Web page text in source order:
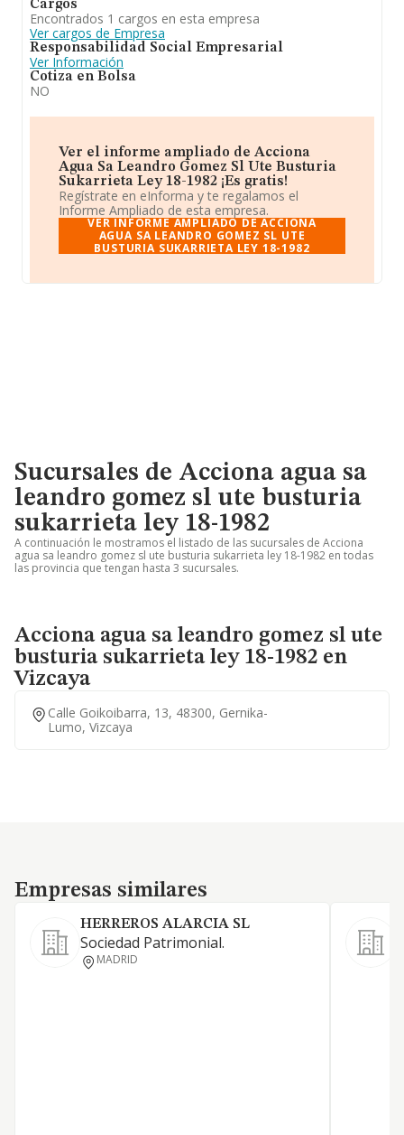
Cargos
Encontrados 1 cargos en esta empresa
Ver cargos de Empresa
Responsabilidad Social Empresarial
Ver Información
Cotiza en Bolsa
NO
Ver el informe ampliado de Acciona
Agua Sa Leandro Gomez Sl Ute Busturia
Sukarrieta Ley 18-1982 ¡Es gratis!
Regístrate en eInforma y te regalamos el
Informe Ampliado de esta empresa.
VER INFORME AMPLIADO DE ACCIONA
AGUA SA LEANDRO GOMEZ SL UTE
BUSTURIA SUKARRIETA LEY 18-1982
Sucursales de Acciona agua sa
leandro gomez sl ute busturia
sukarrieta ley 18-1982
A continuación le mostramos el listado de las sucursales de Acciona
agua sa leandro gomez sl ute busturia sukarrieta ley 18-1982 en todas
las provincia que tengan hasta 3 sucursales.
Acciona agua sa leandro gomez sl ute
busturia sukarrieta ley 18-1982 en
Vizcaya
Calle Goikoibarra, 13, 48300, Gernika-
Lumo, Vizcaya
Empresas similares
Empresas similares
HERREROS ALARCIA SL
Sociedad Patrimonial.
MADRID